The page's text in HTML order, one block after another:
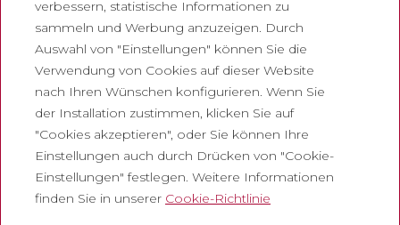
Rechtliches
Datenschutzrichtlinie
Cookie-Richtlinie
Richtlinien für soziale Netzwerke
Meldelkanal
Rechtlicher Hinweis
Unternehmen
verbessern, statistische Informationen zu
sammeln und Werbung anzuzeigen. Durch
Auswahl von "Einstellungen" können Sie die
Verwendung von Cookies auf dieser Website
nach Ihren Wünschen konfigurieren. Wenn Sie
der Installation zustimmen, klicken Sie auf
"Cookies akzeptieren", oder Sie können Ihre
Einstellungen auch durch Drücken von "Cookie-
Einstellungen" festlegen. Weitere Informationen
finden Sie in unserer Cookie-Richtlinie